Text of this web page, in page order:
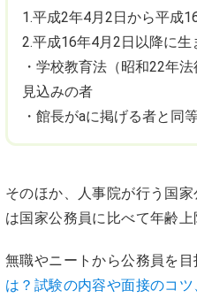
1.平成2年4月2日から平成
2.平成16年4月2日以降に
・学校教育法（昭和22年
見込みの者
・館長がaに掲げる者と同
そのほか、人事院が行う国
は国家公務員に比べて年齢
無職やニートから公務員を
は？試験の内容や面接のコ